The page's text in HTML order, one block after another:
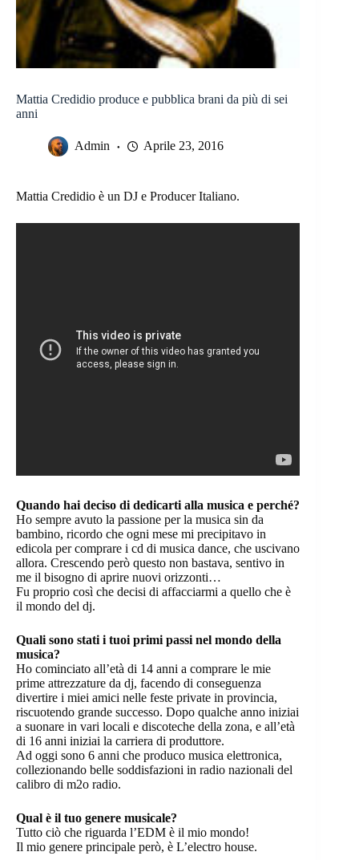
Mattia Credidio produce e pubblica brani da più di sei
anni
Admin Aprile 23, 2016
Mattia Credidio è un DJ e Producer Italiano.
Quando hai deciso di dedicarti alla musica e perché?
Ho sempre avuto la passione per la musica sin da
bambino, ricordo che ogni mese mi precipitavo in
edicola per comprare i cd di musica dance, che uscivano
allora. Crescendo però questo non bastava, sentivo in
me il bisogno di aprire nuovi orizzonti…
Fu proprio così che decisi di affacciarmi a quello che è
il mondo del dj.
Quali sono stati i tuoi primi passi nel mondo della
musica?
Ho cominciato all’età di 14 anni a comprare le mie
prime attrezzature da dj, facendo di conseguenza
divertire i miei amici nelle feste private in provincia,
riscuotendo grande successo. Dopo qualche anno iniziai
a suonare in vari locali e discoteche della zona, e all’età
di 16 anni iniziai la carriera di produttore.
Ad oggi sono 6 anni che produco musica elettronica,
collezionando belle soddisfazioni in radio nazionali del
calibro di m2o radio.
Qual è il tuo genere musicale?
Tutto ciò che riguarda l’EDM è il mio mondo!
Il mio genere principale però, è L’electro house.